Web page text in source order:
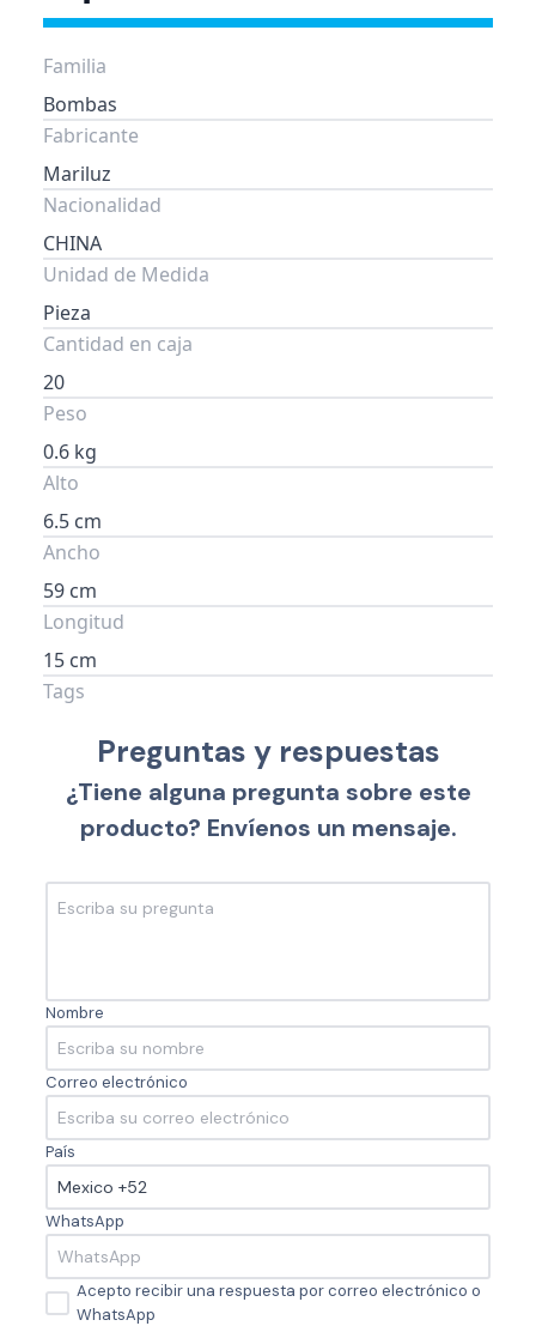
Familia
Bombas
Fabricante
Mariluz
Nacionalidad
CHINA
Unidad de Medida
Pieza
Cantidad en caja
20
Peso
0.6 kg
Alto
6.5 cm
Ancho
59 cm
Longitud
15 cm
Tags
Preguntas y respuestas
¿Tiene alguna pregunta sobre este
producto? Envíenos un mensaje.
Nombre
Correo electrónico
País
WhatsApp
Acepto recibir una respuesta por correo electrónico o
WhatsApp